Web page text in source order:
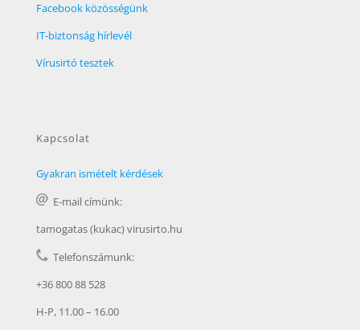
Facebook közösségünk
IT-biztonság hírlevél
Vírusirtó tesztek
Kapcsolat
Gyakran ismételt kérdések
E-mail címünk:
tamogatas (kukac) virusirto.hu
Telefonszámunk:
+36 800 88 528
H-P, 11.00 – 16.00